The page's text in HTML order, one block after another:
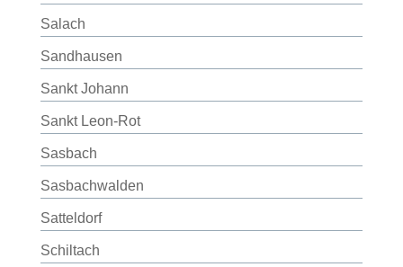
Salach
Sandhausen
Sankt Johann
Sankt Leon-Rot
Sasbach
Sasbachwalden
Satteldorf
Schiltach